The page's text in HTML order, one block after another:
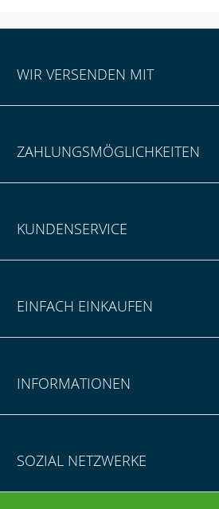
WIR VERSENDEN MIT
ZAHLUNGSMÖGLICHKEITEN
KUNDENSERVICE
EINFACH EINKAUFEN
INFORMATIONEN
SOZIAL NETZWERKE